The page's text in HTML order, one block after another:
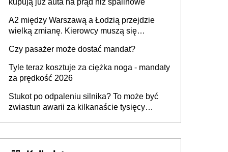
kupują już auta na prąd niż spalinowe
A2 między Warszawą a Łodzią przejdzie
wielką zmianę. Kierowcy muszą się
Czy pasażer może dostać mandat?
Tyle teraz kosztuje za ciężka noga - mandaty
za prędkość 2026
Stukot po odpaleniu silnika? To może być
zwiastun awarii za kilkanaście tysięcy